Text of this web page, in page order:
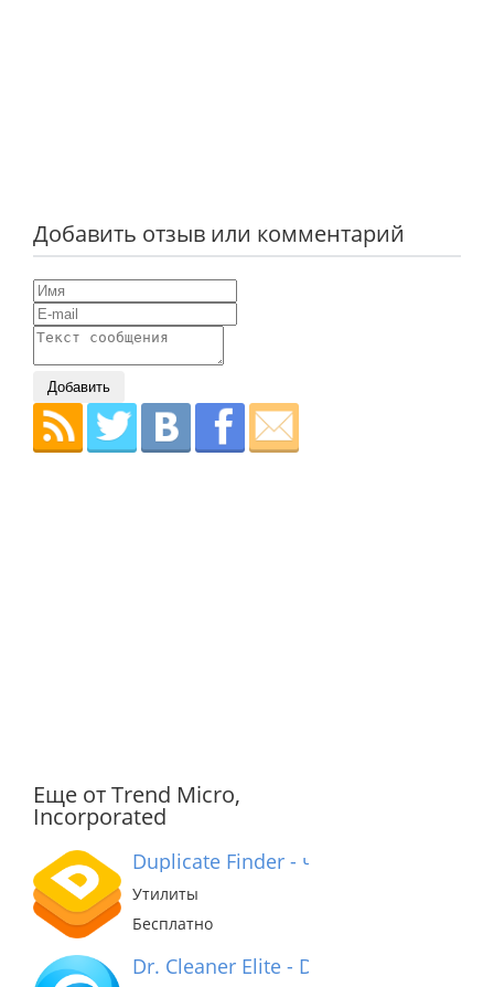
Добавить отзыв или комментарий
Добавить
Еще от Trend Micro,
Incorporated
Duplicate Finder - чистый файл
Утилиты
Бесплатно
Dr. Cleaner Elite - Disk, Memory,